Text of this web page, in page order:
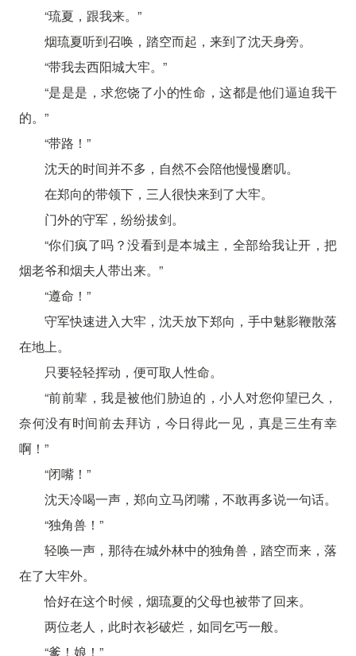
“琉夏，跟我来。”
烟琉夏听到召唤，踏空而起，来到了沈天身旁。
“带我去西阳城大牢。”
“是是是，求您饶了小的性命，这都是他们逼迫我干
的。”
“带路！”
沈天的时间并不多，自然不会陪他慢慢磨叽。
在郑向的带领下，三人很快来到了大牢。
门外的守军，纷纷拔剑。
“你们疯了吗？没看到是本城主，全部给我让开，把
烟老爷和烟夫人带出来。”
“遵命！”
守军快速进入大牢，沈天放下郑向，手中魅影鞭散落
在地上。
只要轻轻挥动，便可取人性命。
“前前辈，我是被他们胁迫的，小人对您仰望已久，
奈何没有时间前去拜访，今日得此一见，真是三生有幸
啊！”
“闭嘴！”
沈天冷喝一声，郑向立马闭嘴，不敢再多说一句话。
“独角兽！”
轻唤一声，那待在城外林中的独角兽，踏空而来，落
在了大牢外。
恰好在这个时候，烟琉夏的父母也被带了回来。
两位老人，此时衣衫破烂，如同乞丐一般。
“爹！娘！”